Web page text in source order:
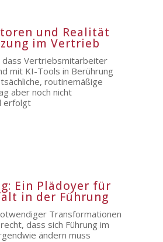
und Realität
im Vertrieb
dass Vertriebsmitarbeiter
mit KI-Tools in Berührung
routinemäßige
aber noch nicht
erfolgt
Ein Plädoyer für
in der Führung
Transformationen
dass sich Führung im
ändern muss